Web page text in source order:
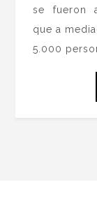
se fueron
que a
5.000